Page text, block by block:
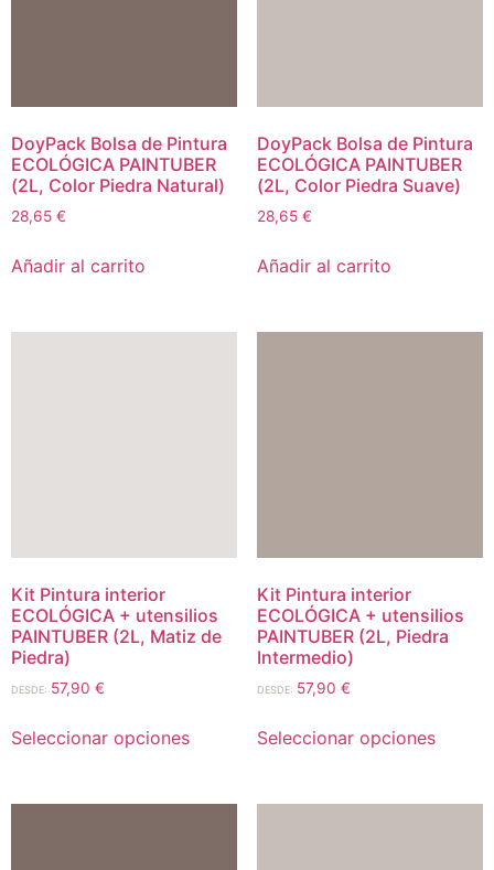
DoyPack Bolsa de Pintura
ECOLÓGICA PAINTUBER
(2L, Color Piedra Natural)
28,65 €
Añadir al carrito
DoyPack Bolsa de Pintura
ECOLÓGICA PAINTUBER
(2L, Color Piedra Suave)
28,65 €
Añadir al carrito
Kit Pintura interior
ECOLÓGICA + utensilios
PAINTUBER (2L, Matiz de
Piedra)
DESDE: 57,90 €
Seleccionar opciones
Kit Pintura interior
ECOLÓGICA + utensilios
PAINTUBER (2L, Piedra
Intermedio)
DESDE: 57,90 €
Seleccionar opciones